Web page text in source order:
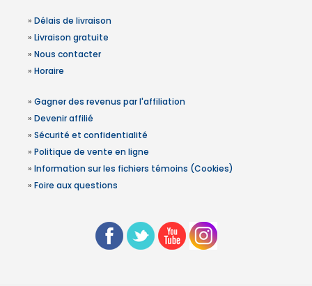
» Délais de livraison
» Livraison gratuite
» Nous contacter
» Horaire
» Gagner des revenus par l'affiliation
» Devenir affilié
» Sécurité et confidentialité
» Politique de vente en ligne
» Information sur les fichiers témoins (Cookies)
» Foire aux questions